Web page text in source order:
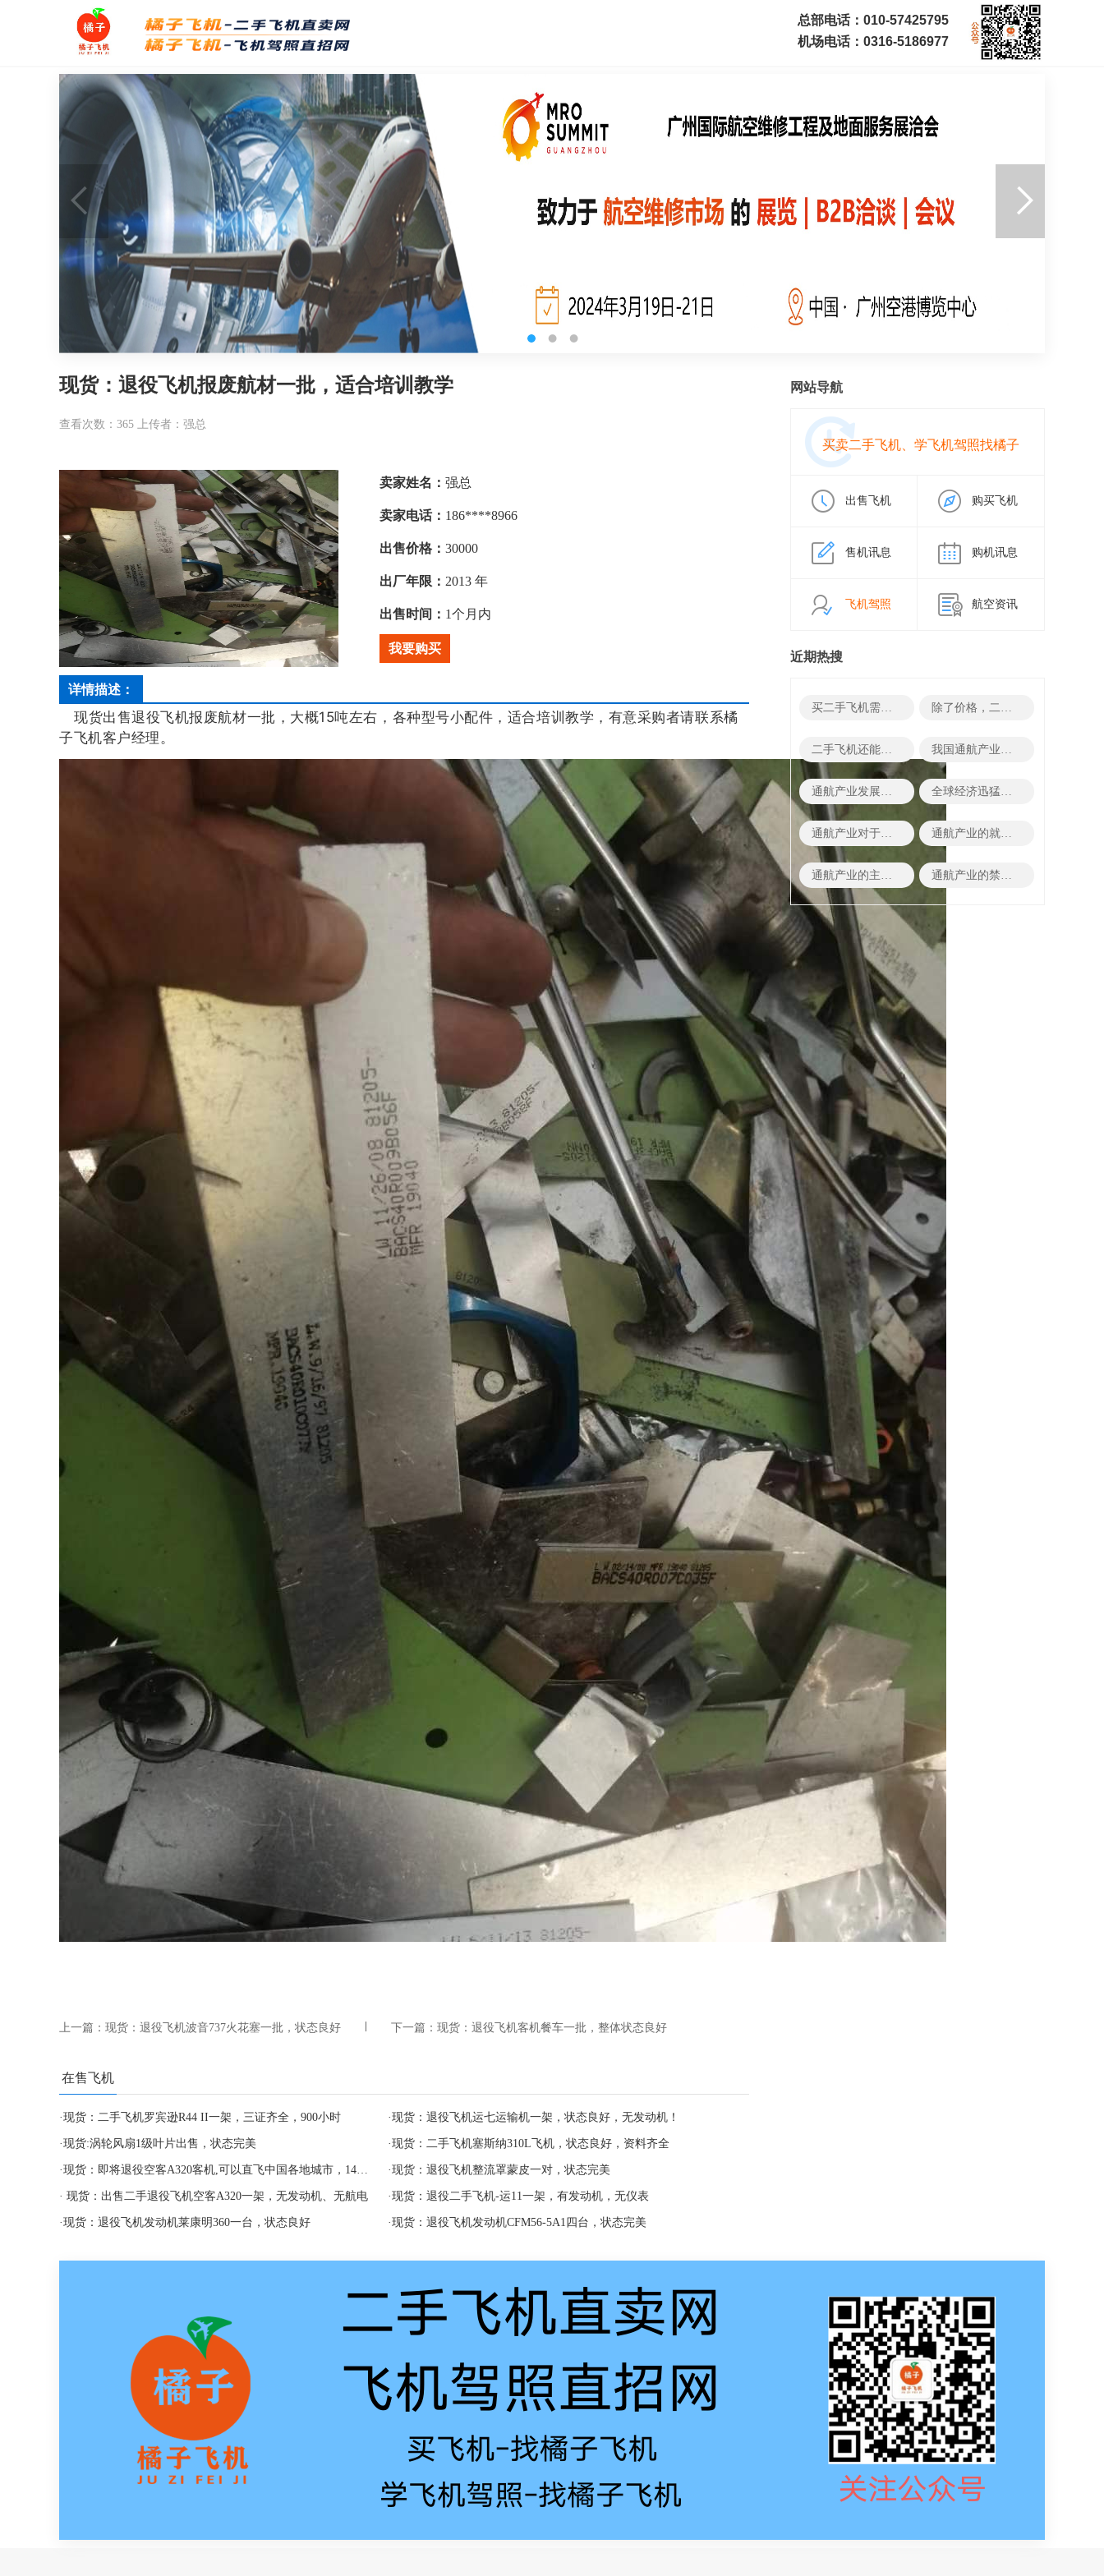
总部电话：010-57425795
机场电话：0316-5186977
现货：退役飞机报废航材一批，适合培训教学
查看次数： 365 上传者：强总
卖家姓名： 强总
卖家电话： 186****8966
出售价格： 30000
出厂年限： 2013 年
出售时间： 1个月内
我要购买
详情描述：
现货出售退役飞机报废航材一批，大概15吨左右，各种型号小配件，适合培训教学，有意采购者请联系橘
子飞机客户经理。
上一篇： 现货：退役飞机波音737火花塞一批，状态良好 下一篇： 现货：退役飞机客机餐车一批，整体状态良好
在售飞机
·现货：二手飞机罗宾逊R44 II一架，三证齐全，900小时 ·现货：退役飞机运七运输机一架，状态良好，无发动机！
·现货:涡轮风扇1级叶片出售，状态完美 ·现货：二手飞机塞斯纳310L飞机，状态良好，资料齐全
·现货：即将退役空客A320客机,可以直飞中国各地城市，147单位培训完美机型 ·现货：退役飞机整流罩蒙皮一对，状态完美
· 现货：出售二手退役飞机空客A320一架，无发动机、无航电 ·现货：退役二手飞机-运11一架，有发动机，无仪表
·现货：退役飞机发动机莱康明360一台，状态良好 ·现货：退役飞机发动机CFM56-5A1四台，状态完美
网站导航
买卖二手飞机、学飞机驾照找橘子
出售飞机 购买飞机
售机讯息 购机讯息
飞机驾照 航空资讯
近期热搜
买二手飞机需要哪些结构资料 除了价格，二手飞机与全新飞机相比，还具有哪些优势？
二手飞机还能变废为宝？ 我国通航产业发展史
通航产业发展的决定性因素有哪些 全球经济迅猛发展对于通航产业的冲击
通航产业对于经济有哪些积极影响 通航产业的就业方向有哪些
通航产业的主要领域 通航产业的禁忌有哪些